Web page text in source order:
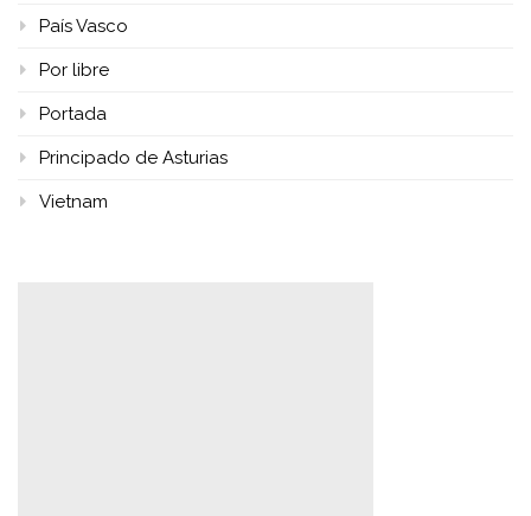
País Vasco
Por libre
Portada
Principado de Asturias
Vietnam